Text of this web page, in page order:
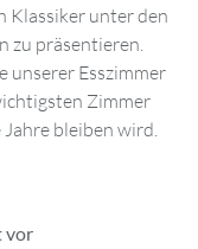
Klassiker unter den
zu präsentieren.
unserer Esszimmer
Zimmer
bleiben wird.
vor